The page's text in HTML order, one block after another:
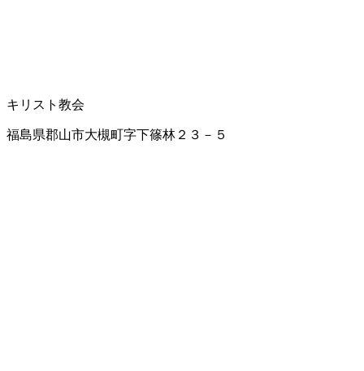
キリスト教会
福島県郡山市大槻町字下篠林２３－５